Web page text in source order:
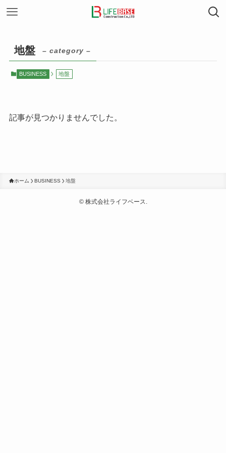
地盤 – category –
BUSINESS 地盤
記事が見つかりませんでした。
ホーム BUSINESS 地盤
©株式会社ライフベース.